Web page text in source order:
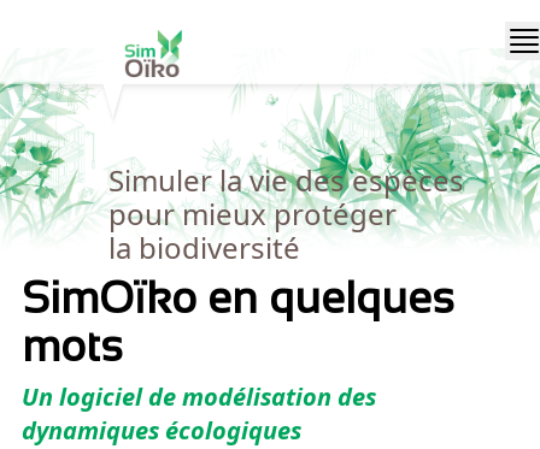
Simuler la vie des espèces
pour mieux protéger
la biodiversité
SimOïko en quelques
mots
Un logiciel de modélisation des
dynamiques écologiques